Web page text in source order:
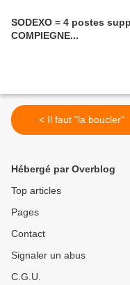
SODEXO = 4 postes
COMPIEGNE...
< Il faut "la boucler"
Hébergé par Overblog
Top articles
Pages
Contact
Signaler un abus
C.G.U.